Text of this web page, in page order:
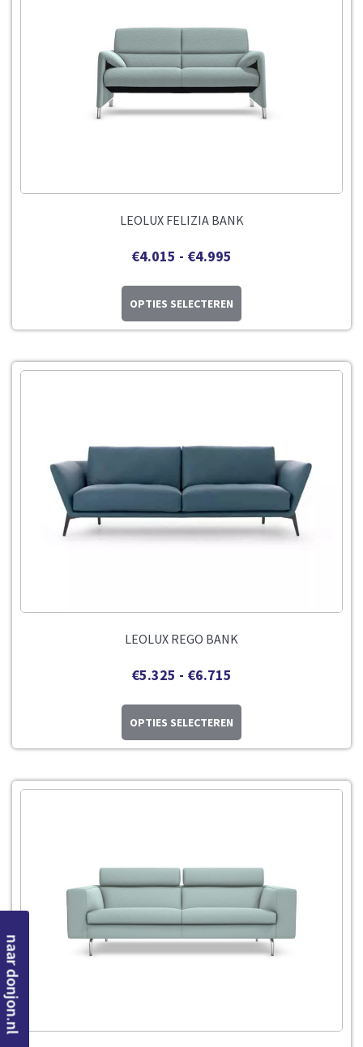
naar donjon.nl
LEOLUX FELIZIA BANK
€4.015 - €4.995
OPTIES SELECTEREN
LEOLUX REGO BANK
€5.325 - €6.715
OPTIES SELECTEREN